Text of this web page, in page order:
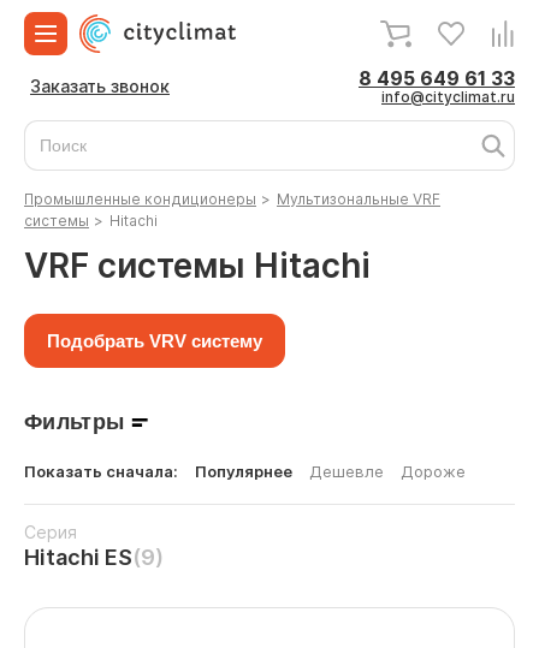
Заказать звонок 8 495 649 61 33
info@cityclimat.ru
Промышленные кондиционеры > Мультизональные VRF
системы > Hitachi
VRF системы Hitachi
Подобрать VRV систему
Фильтры
Показать сначала: Популярнее Дешевле Дороже
Серия
Hitachi ES(9)